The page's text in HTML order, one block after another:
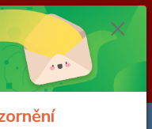
do 23. 8. 2026 nebude z
objednávek a bude omezen
Objednávky přijaté, nebo
v pátek 7. 8. 2026.
7. 8. 2026 do neděle 23. 8.
24. 8. 2026. Děkujeme za